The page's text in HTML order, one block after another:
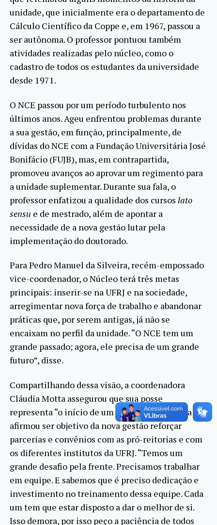
unidade, que inicialmente era o departamento de
Cálculo Científico da Coppe e, em 1967, passou a
ser autônoma. O professor pontuou também
atividades realizadas pelo núcleo, como o
cadastro de todos os estudantes da universidade
desde 1971.
O NCE passou por um período turbulento nos
últimos anos. Ageu enfrentou problemas durante
a sua gestão, em função, principalmente, de
dívidas do NCE com a Fundação Universitária José
Bonifácio (FUJB), mas, em contrapartida,
promoveu avanços ao aprovar um regimento para
a unidade suplementar. Durante sua fala, o
professor enfatizou a qualidade dos cursos lato
sensu e de mestrado, além de apontar a
necessidade de a nova gestão lutar pela
implementação do doutorado.
Para Pedro Manuel da Silveira, recém-empossado
vice-coordenador, o Núcleo terá três metas
principais: inserir-se na UFRJ e na sociedade,
arregimentar nova força de trabalho e abandonar
práticas que, por serem antigas, já não se
encaixam no perfil da unidade. “O NCE tem um
grande passado; agora, ele precisa de um grande
futuro”, disse.
Compartilhando dessa visão, a coordenadora
Cláudia Motta assegurou que sua posse
representa “o início de um novo NCE”. Cláudia
afirmou ser objetivo da nova gestão reforçar
parcerias e convênios com as pró-reitorias e com
os diferentes institutos da UFRJ. “Temos um
grande desafio pela frente. Precisamos trabalhar
em equipe. E sabemos que é preciso dedicação e
investimento no treinamento dessa equipe. Cada
um tem que estar disposto a dar o melhor de si.
Isso demora, por isso peço a paciência de todos